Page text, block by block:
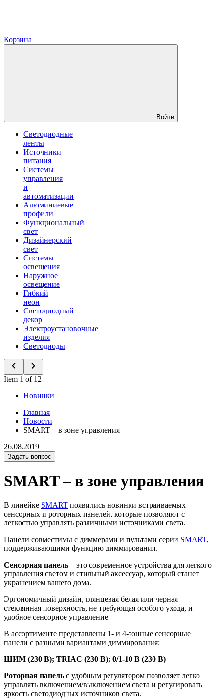
Корзина
Войти
Светодиодные
ленты
Источники
питания
Системы
управления
и
автоматизации
Алюминиевые
профили
Функциональный
свет
Дизайнерский
свет
Системы
освещения
Наружное
освещение
Гибкий
неон
Светодиодный
декор
Электроустановочные
изделия
Светодиоды
Item 1 of 12
Новинки
Главная
Новости
SMART – в зоне управления
26.08.2019
Задать вопрос
SMART – в зоне управления
В линейке SMART появились новинки встраиваемых
сенсорных и роторных панелей, которые позволяют с
легкостью управлять различными источниками света.
Панели совместимы с диммерами и пультами серии SMART,
поддерживающими функцию диммирования.
Сенсорная панель – это современное устройства для легкого
управления светом и стильный аксессуар, который станет
украшением вашего дома.
Эргономичный дизайн, глянцевая белая или черная
стеклянная поверхность, не требующая особого ухода, и
удобное сенсорное управление.
В ассортименте представлены 1- и 4-зонные сенсорные
панели с разными вариантами диммирования:
ШИМ (230 В); TRIAC (230 В); 0/1-10 В (230 В)
Роторная панель с удобным регулятором позволяет легко
управлять включением/выключением света и регулировать
яркость светодиодных источников света.